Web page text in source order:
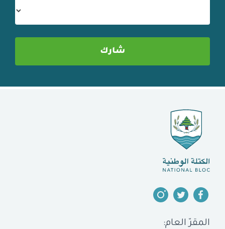
المقرّ العام: